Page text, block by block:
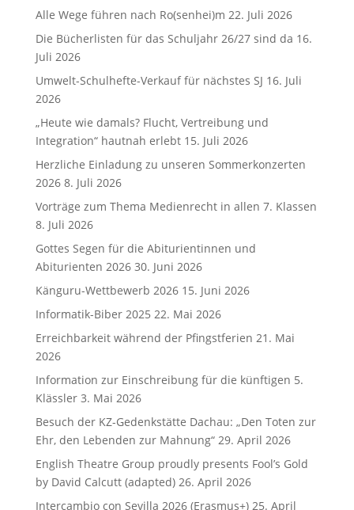
Alle Wege führen nach Ro(senhei)m 22. Juli 2026
Die Bücherlisten für das Schuljahr 26/27 sind da 16.
Juli 2026
Umwelt-Schulhefte-Verkauf für nächstes SJ 16. Juli
2026
„Heute wie damals? Flucht, Vertreibung und
Integration“ hautnah erlebt 15. Juli 2026
Herzliche Einladung zu unseren Sommerkonzerten
2026 8. Juli 2026
Vorträge zum Thema Medienrecht in allen 7. Klassen
8. Juli 2026
Gottes Segen für die Abiturientinnen und
Abiturienten 2026 30. Juni 2026
Känguru-Wettbewerb 2026 15. Juni 2026
Informatik-Biber 2025 22. Mai 2026
Erreichbarkeit während der Pfingstferien 21. Mai
2026
Information zur Einschreibung für die künftigen 5.
Klässler 3. Mai 2026
Besuch der KZ-Gedenkstätte Dachau: „Den Toten zur
Ehr, den Lebenden zur Mahnung“ 29. April 2026
English Theatre Group proudly presents Fool’s Gold
by David Calcutt (adapted) 26. April 2026
Intercambio con Sevilla 2026 (Erasmus+) 25. April